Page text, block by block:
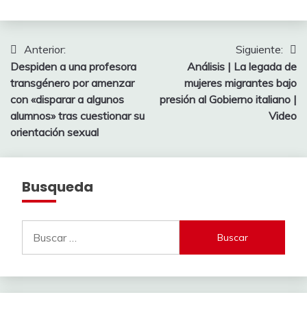
Navegación
de
entradas
Anterior:
Despiden a una profesora
transgénero por amenzar
con «disparar a algunos
alumnos» tras cuestionar su
orientación sexual
Siguiente:
Análisis | La legada de
mujeres migrantes bajo
presión al Gobierno italiano |
Video
Busqueda